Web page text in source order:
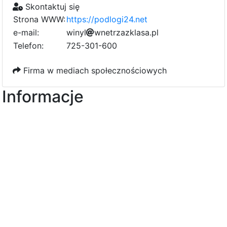
Skontaktuj się
Strona WWW:https://podlogi24.net
e-mail:
winyl3 w5
3
netrzazkb
lasa9
.8
pl
Telefon:
725-301-600
Firma w mediach społecznościowych
Informacje